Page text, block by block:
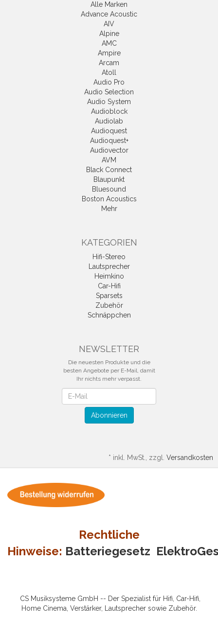
Alle Marken
Advance Acoustic
AIV
Alpine
AMC
Ampire
Arcam
Atoll
Audio Pro
Audio Selection
Audio System
Audioblock
Audiolab
Audioquest
Audioquest+
Audiovector
AVM
Black Connect
Blaupunkt
Bluesound
Boston Acoustics
Mehr
KATEGORIEN
Hifi-Stereo
Lautsprecher
Heimkino
Car-Hifi
Sparsets
Zubehör
Schnäppchen
NEWSLETTER
Die neuesten Produkte und die
besten Angebote per E-Mail, damit
Ihr nichts mehr verpasst.
Abonnieren
* inkl. MwSt., zzgl. Versandkosten
Rechtliche
Hinweise: Batteriegesetz
CS Musiksysteme GmbH -- Der Spezialist für Hifi, Car-Hifi,
Home Cinema, Verstärker, Lautsprecher sowie Zubehör.